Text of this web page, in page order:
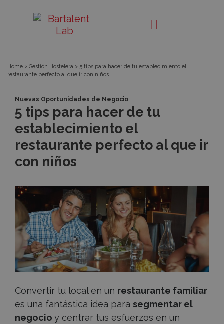
para
de
tu
establecimiento
el
restaurante
perfecto
al
que
Bartalent
Lab
Home > Gestión Hostelera > 5 tips para hacer de tu establecimiento el
restaurante perfecto al que ir con niños
Nuevas Oportunidades de Negocio
5 tips para hacer de tu
establecimiento el
restaurante perfecto al que ir
con niños
Convertir tu local en un restaurante familiar
es una fantástica idea para segmentar el
negocio y centrar tus esfuerzos en un